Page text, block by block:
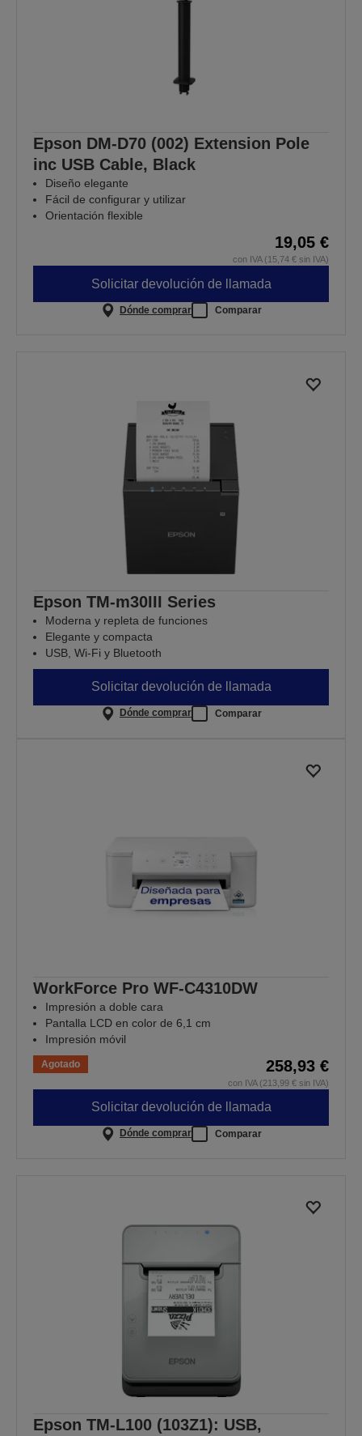
Epson DM-D70 (002) Extension Pole
inc USB Cable, Black
Diseño elegante
Fácil de configurar y utilizar
Orientación flexible
19,05 €
con IVA (15,74 € sin IVA)
Solicitar devolución de llamada
Dónde comprar Comparar
Epson TM-m30III Series
Moderna y repleta de funciones
Elegante y compacta
USB, Wi-Fi y Bluetooth
Solicitar devolución de llamada
Dónde comprar Comparar
WorkForce Pro WF-C4310DW
Impresión a doble cara
Pantalla LCD en color de 6,1 cm
Impresión móvil
Agotado 258,93 €
con IVA (213,99 € sin IVA)
Solicitar devolución de llamada
Dónde comprar Comparar
Epson TM-L100 (103Z1): USB,